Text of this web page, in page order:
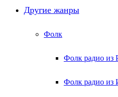
Другие жанры
Фолк
Фолк радио из
Фолк радио из